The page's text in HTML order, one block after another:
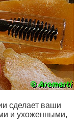
сделает ваши
и ухоженными,